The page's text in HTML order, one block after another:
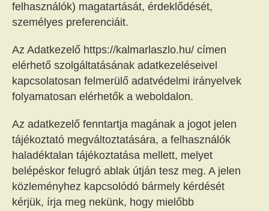
felhasználók) magatartását, érdeklődését,
személyes preferenciáit.
Az Adatkezelő https://kalmarlaszlo.hu/ címen
elérhető szolgáltatásának adatkezeléseivel
kapcsolatosan felmerülő adatvédelmi irányelvek
folyamatosan elérhetők a weboldalon.
Az adatkezelő fenntartja magának a jogot jelen
tájékoztató megváltoztatására, a felhasználók
haladéktalan tájékoztatása mellett, melyet
belépéskor felugró ablak útján tesz meg. A jelen
közleményhez kapcsolódó bármely kérdését
kérjük, írja meg nekünk, hogy mielőbb